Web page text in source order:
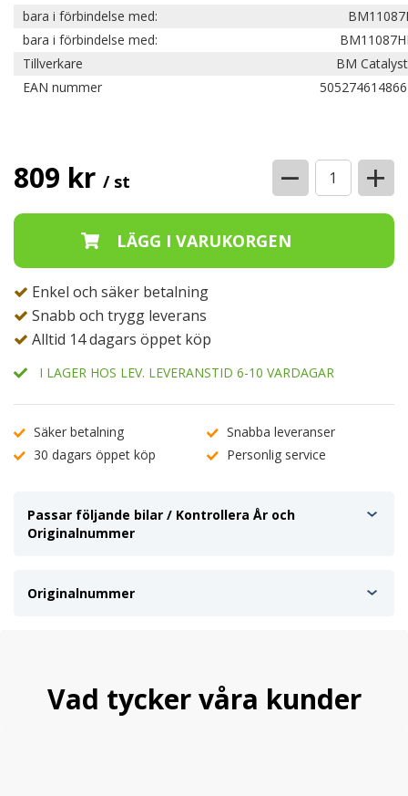
bara i förbindelse med:
bara i förbindelse med:
Tillverkare
BM
EAN nummer
809 kr / st − +
Enkel och säker betalning
Snabb och trygg leverans
Alltid 14 dagars öppet köp
I LAGER HOS LEV. LEVERANSTID 6-10 VARDAGAR
Säker betalning
Snabba leveranser
30 dagars öppet köp
Personlig service
Passar följande bilar / Kontrollera År och
Originalnummer
Originalnummer
Vad tycker våra kunder